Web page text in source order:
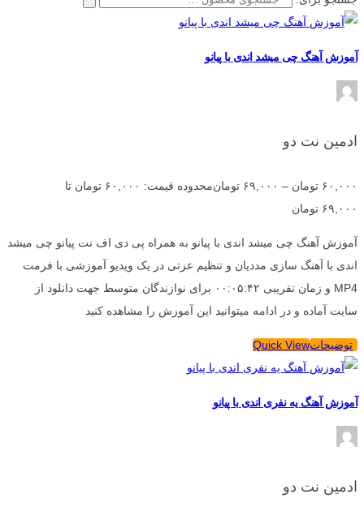
آموزش آهنگ چی میشد اندی با پیانو
ادمین نت دو
۶۰,۰۰۰ تومان – ۶۹,۰۰۰ تومان
محدوده قیمت: ۶۰,۰۰۰ تومان تا
۶۹,۰۰۰ تومان
آموزش آهنگ چی میشد اندی با پیانو به همراه پی دی اف نت پیانو چی میشد
اندی با آهنگ سازی مددیان و تنظیم عزتی در یک ویدیو آموزشی با فرمت
MP4 و زمان تقریبی ۰۰:۰۵:۴۲ برای نوازندگان متوسط جهت دانلود از
سایت آماده و در ادامه میتوانید این آموزش را مشاهده کنید
توضیحاتQuick View
آموزش آهنگ یه نفری اندی با پیانو
ادمین نت دو